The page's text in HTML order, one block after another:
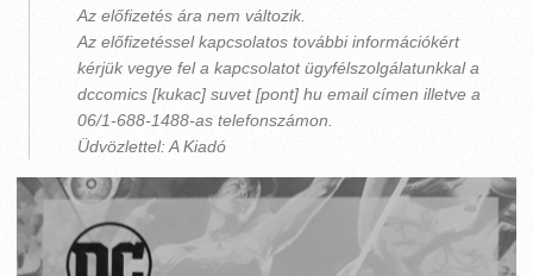
Az előfizetés ára nem változik.
Az előfizetéssel kapcsolatos további információkért
kérjük vegye fel a kapcsolatot ügyfélszolgálatunkkal a
dccomics [kukac] suvet [pont] hu email címen illetve a
06/1-688-1488-as telefonszámon.
Üdvözlettel: A Kiadó